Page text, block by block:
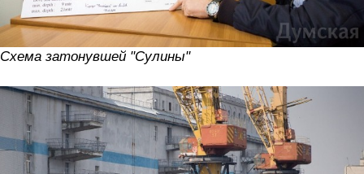
Схема затонувшей "Сулины"